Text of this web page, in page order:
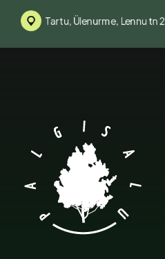
Tartu, Ülenurme, Lennu tn